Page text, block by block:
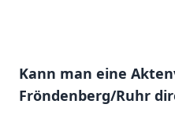
Kann man eine
Fröndenberg/Ruhr